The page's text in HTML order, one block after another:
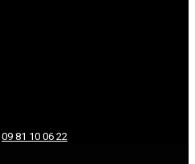
09 81 10 06 22